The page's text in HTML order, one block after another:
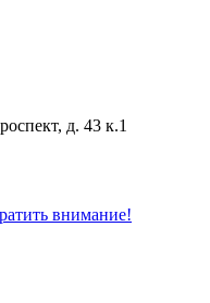
д. 43 к.1
внимание!